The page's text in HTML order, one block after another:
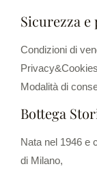
Sicurezza
Condizioni di
Modalità di
Bottega
Nata nel 1946 e
di Milano,